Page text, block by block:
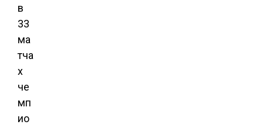
в
33
ма
тча
х
че
мп
ио